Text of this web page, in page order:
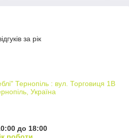
за рік
Тернопіль : вул. Торговиця 1В
Україна
до 18:00